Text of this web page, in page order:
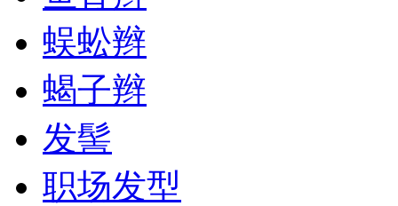
蜈蚣辫
蝎子辫
发髻
职场发型